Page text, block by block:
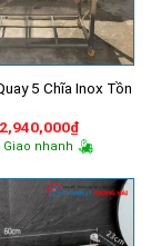
5 Chĩa Inox Tồn
Giá
gốc
là:
2,940,000₫Giá
hiện
tại
Giao nhanh